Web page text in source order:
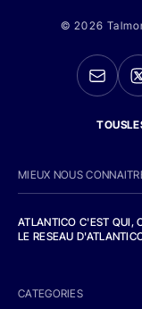
© 2026
MIEUX NOUS
ATLANTICO C'EST QUI,
LE RESEAU
CATEGORIES